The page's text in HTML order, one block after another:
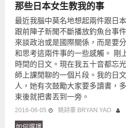
那些日本女生教我的事
最近我腦中莫名地想起兩件跟日
跟前陣子新聞不斷播放釣魚台事
來談政治或是國際關係，而是要
和思考這兩件事的一些感觸。 剛
時間的日文。現在我五十音都忘
師上課閒聊的一個片段。我的日
人，她有次鼓勵大家要多讀書，
束後就把書丟到一旁。
2016-06-05 姚詩豪 BRYAN YAO